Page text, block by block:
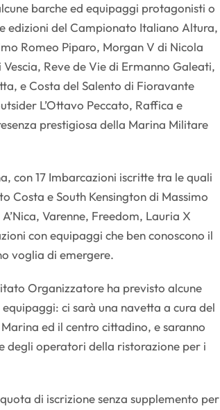
barche ed equipaggi protagonisti o
edizioni del Campionato Italiano Altura,
Romeo Piparo, Morgan V di Nicola
Reve de Vie di Ermanno Galeati,
e Costa del Salento di Fioravante
L’Ottavo Peccato, Raffica e
prestigiosa della Marina Militare
con 17 Imbarcazioni iscritte tra le quali
Costa e South Kensington di Massimo
Varenne, Freedom, Lauria X
con equipaggi che ben conoscono il
voglia di emergere.
Organizzatore ha previsto alcune
ci sarà una navetta a cura del
ed il centro cittadino, e saranno
degli operatori della ristorazione per i
di iscrizione senza supplemento per